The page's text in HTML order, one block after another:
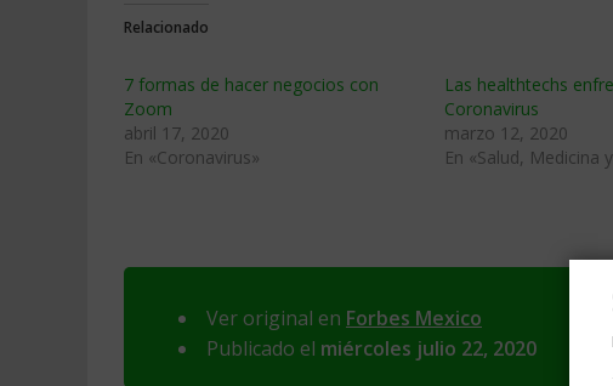
Relacionado
7 formas de hacer negocios con
Zoom
abril 17, 2020
En «Coronavirus»
Las healthtechs
Coronavirus
marzo 12, 2020
En «Salud, Medicina
Ver original en Forbes Mexico
Publicado el miércoles julio 22, 2020